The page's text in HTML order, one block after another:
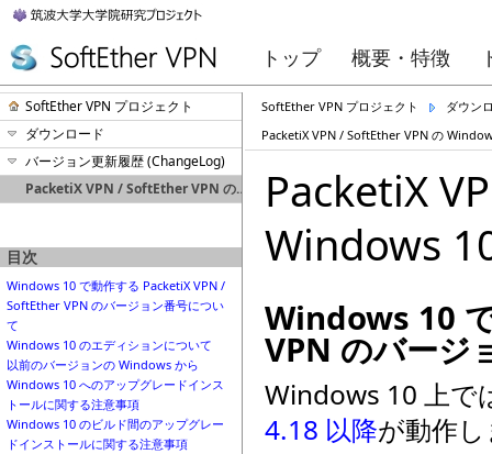
トップ 概要・特徴
SoftEther VPN プロジェクト
ダウンロード
バージョン更新履歴 (ChangeLog)
PacketiX VPN / SoftEther VPN の Windows 10 対応について
目次
Windows 10 で動作する PacketiX VPN /
SoftEther VPN のバージョン番号につい
て
Windows 10 のエディションについて
以前のバージョンの Windows から
Windows 10 へのアップグレードインス
トールに関する注意事項
Windows 10 のビルド間のアップグレー
ドインストールに関する注意事項
SoftEther VPN プロジェクト
ダウン
PacketiX VPN / SoftEther VPN の
PacketiX
Windows
Windows 10
VPN のバージ
Windows 10 上で
4.18 以降が動作